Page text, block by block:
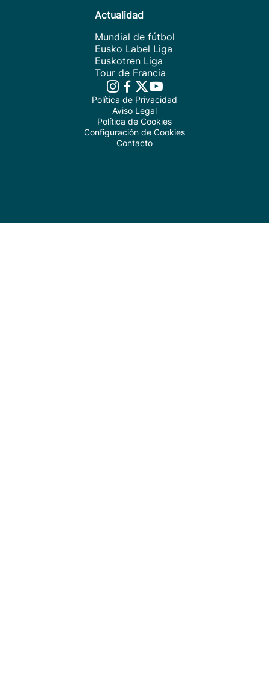
Actualidad
Mundial de fútbol
Eusko Label Liga
Euskotren Liga
Tour de Francia
Política de Privacidad
Aviso Legal
Política de Cookies
Configuración de Cookies
Contacto